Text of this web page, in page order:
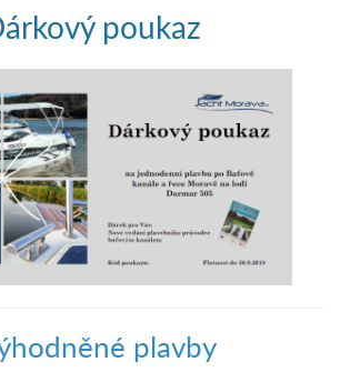
poukaz
plavby